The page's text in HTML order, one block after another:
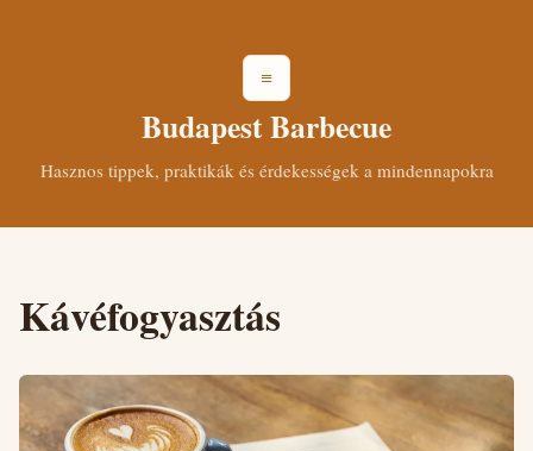
≡
Budapest Barbecue
Hasznos tippek, praktikák és érdekességek a mindennapokra
Kávéfogyasztás